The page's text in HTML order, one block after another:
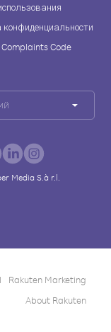
конфиденциальности
Code
Media S.à r.l.
Rakuten Marketing
About Rakuten